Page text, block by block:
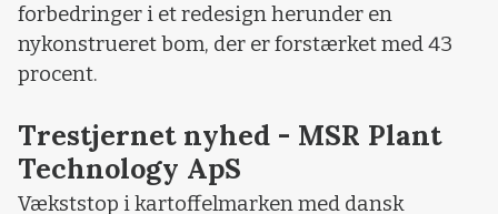
forbedringer i et redesign herunder en
nykonstrueret bom, der er forstærket med 43
procent.
Trestjernet nyhed - MSR Plant
Technology ApS
Vækststop i kartoffelmarken med dansk